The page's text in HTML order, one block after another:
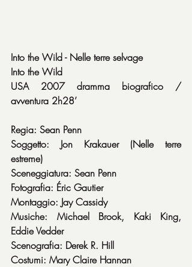
Into the Wild - Nelle terre selvage
Into the Wild
USA 2007 dramma biografico /
avventura 2h28’
Regia: Sean Penn
Soggetto: Jon Krakauer (Nelle terre
estreme)
Sceneggiatura: Sean Penn
Fotografia: Éric Gautier
Montaggio: Jay Cassidy
Musiche: Michael Brook, Kaki King,
Eddie Vedder
Scenografia: Derek R. Hill
Costumi: Mary Claire Hannan